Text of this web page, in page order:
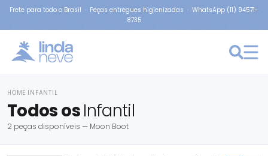
Frete para todo o Brasil · Peças entregues higienizadas · WhatsApp (11) 94571-
8735
HOME INFANTIL
Todos osInfantil
2 peças disponíveis — Moon Boot